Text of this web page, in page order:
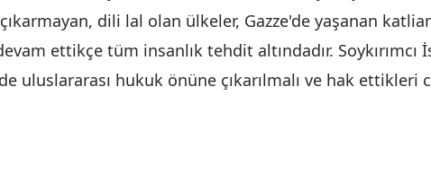
çıkarmayan, dili lal olan ülkeler, Gazze'de yaşanan
ettikçe tüm insanlık tehdit altındadır. Soykırımcı
uluslararası hukuk önüne çıkarılmalı ve hak ettikleri